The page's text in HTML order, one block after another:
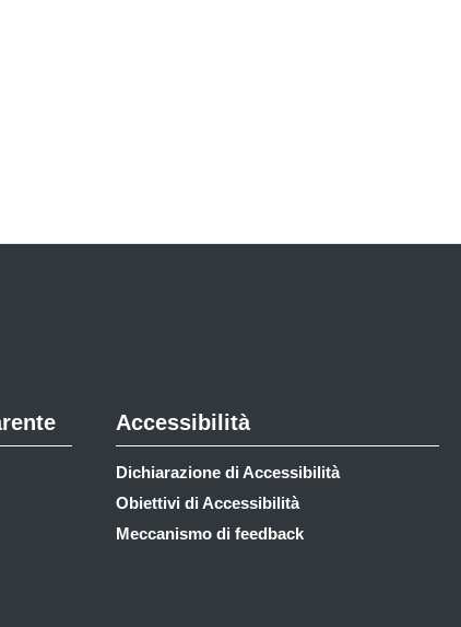
Accessibilità
Dichiarazione di Accessibilità
Obiettivi di Accessibilità
Meccanismo di feedback